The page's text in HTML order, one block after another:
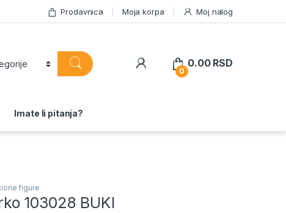
Prodavnica Moja korpa Moj nalog
0
0.00 RSD
Imate li pitanja?
figure
103028 BUKI